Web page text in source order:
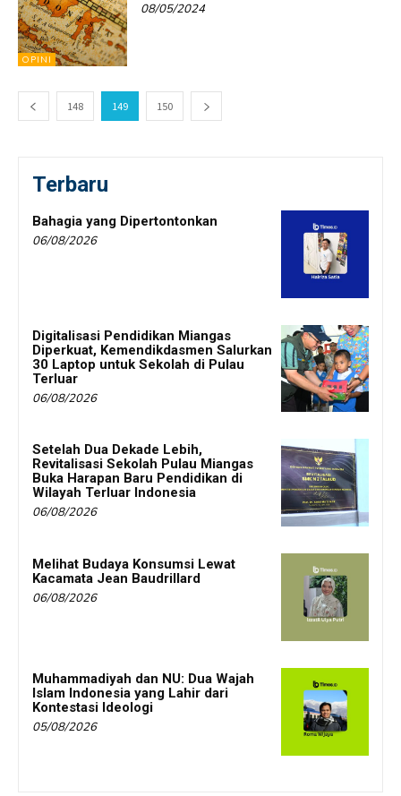
OPINI
08/05/2024
148 149 150
Terbaru
Bahagia yang Dipertontonkan
06/08/2026
Digitalisasi Pendidikan Miangas
Diperkuat, Kemendikdasmen Salurkan
30 Laptop untuk Sekolah di Pulau
Terluar
06/08/2026
Setelah Dua Dekade Lebih,
Revitalisasi Sekolah Pulau Miangas
Buka Harapan Baru Pendidikan di
Wilayah Terluar Indonesia
06/08/2026
Melihat Budaya Konsumsi Lewat
Kacamata Jean Baudrillard
06/08/2026
Muhammadiyah dan NU: Dua Wajah
Islam Indonesia yang Lahir dari
Kontestasi Ideologi
05/08/2026